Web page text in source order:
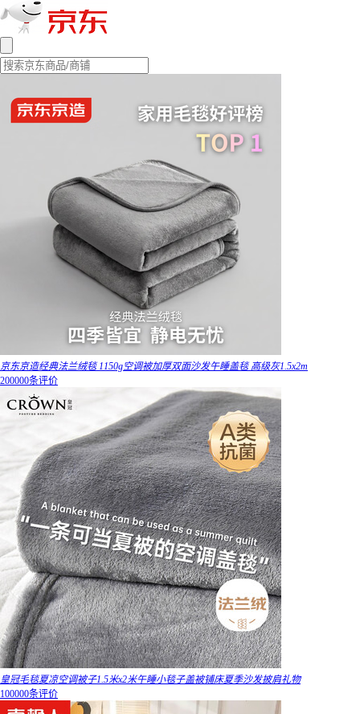
京东京造经典法兰绒毯 1150g空调被加厚双面沙发午睡盖毯 高级灰1.5x2m
200000条评价
皇冠毛毯夏凉空调被子1.5米x2米午睡小毯子盖被铺床夏季沙发披肩礼物
100000条评价